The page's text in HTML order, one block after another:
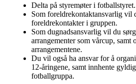
Delta på styremøter i fotballstyret.
Som foreldrekontaktansvarlig vil
foreldrekontakter i gruppen.
Som dugnadsansvarlig vil du
arrangementer som vårcup, samt
arrangementene.
Du vil også ha ansvar for å
12-åringene, samt innhente
fotballgruppa.